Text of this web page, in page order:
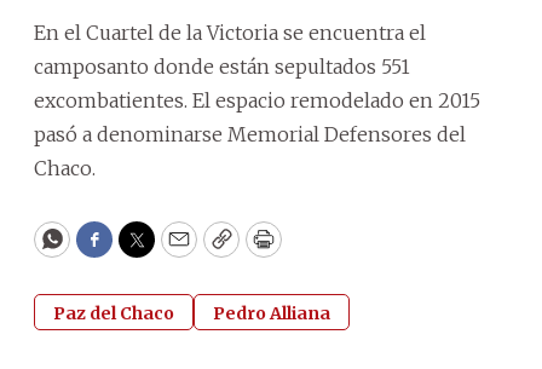
En el Cuartel de la Victoria se encuentra el
camposanto donde están sepultados 551
excombatientes. El espacio remodelado en 2015
pasó a denominarse Memorial Defensores del
Chaco.
WhatsApp
Facebook
Twitter
EmailCopyPrint
Paz del Chaco Pedro Alliana